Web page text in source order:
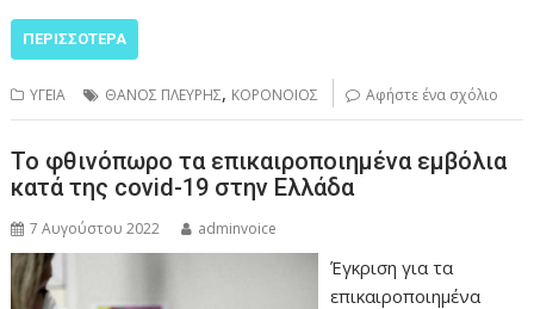
ΠΕΡΙΣΣΌΤΕΡΑ
ΥΓΕΙΑ ΘΑΝΟΣ ΠΛΕΥΡΗΣ, ΚΟΡΟΝΟΙΟΣ Αφήστε ένα σχόλιο
Το φθινόπωρο τα επικαιροποιημένα εμβόλια
κατά της covid-19 στην Ελλάδα
7 Αυγούστου 2022 adminvoice
Έγκριση για τα
επικαιροποιημένα